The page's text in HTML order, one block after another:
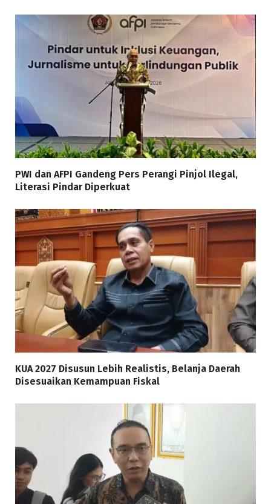
PWI dan AFPI Gandeng Pers Perangi Pinjol Ilegal,
Literasi Pindar Diperkuat
KUA 2027 Disusun Lebih Realistis, Belanja Daerah
Disesuaikan Kemampuan Fiskal